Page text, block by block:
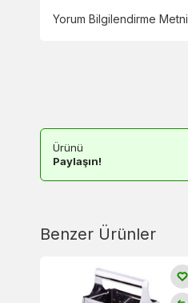
Yorum Bilgilendirme Metni
Ürünü
Paylaşın!
Benzer Ürünler